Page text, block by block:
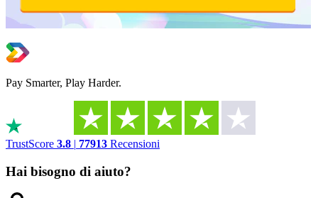
Pay Smarter, Play Harder.
TrustScore 3.8 | 77913 Recensioni
Hai bisogno di aiuto?